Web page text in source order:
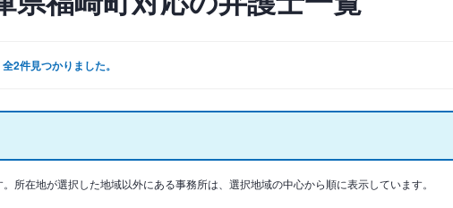
全2件見つかりました。
所在地が選択した地域以外にある事務所は、選択地域の中心から順に表示しています。